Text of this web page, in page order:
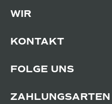
WIR
KONTAKT
FOLGE UNS
ZAHLUNGSARTEN